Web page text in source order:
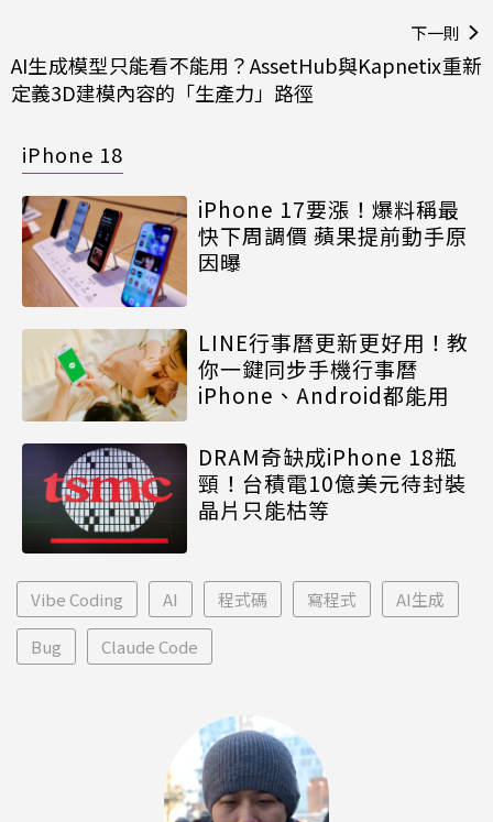
下一則
AI生成模型只能看不能用？AssetHub與Kapnetix重新
定義3D建模內容的「生產力」路徑
iPhone 18
iPhone 17要漲！爆料稱最
快下周調價 蘋果提前動手原
因曝
LINE行事曆更新更好用！教
你一鍵同步手機行事曆
iPhone、Android都能用
DRAM奇缺成iPhone 18瓶
頸！台積電10億美元待封裝
晶片只能枯等
Vibe Coding AI 程式碼 寫程式 AI生成
Bug Claude Code